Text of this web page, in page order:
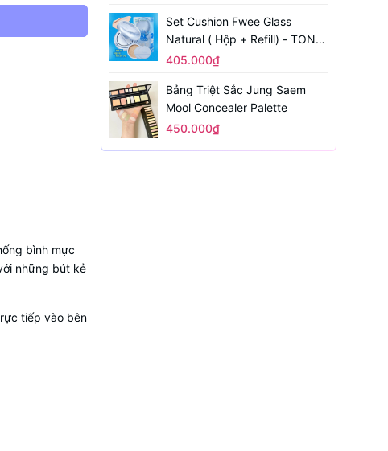
bình mực
những bút kẻ
tiếp vào bên
Set Cushion Fwee Glass
Natural ( Hộp + Refill) - TONE
1.5
405.000₫
Bảng Triệt Sắc Jung Saem
Mool Concealer Palette
450.000₫